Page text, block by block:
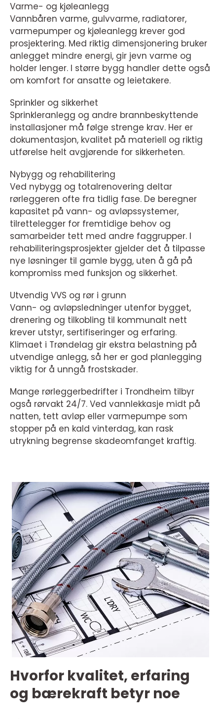
Varme- og kjøleanlegg
Vannbåren varme, gulvvarme, radiatorer,
varmepumper og kjøleanlegg krever god
prosjektering. Med riktig dimensjonering bruker
anlegget mindre energi, gir jevn varme og
holder lenger. I større bygg handler dette også
om komfort for ansatte og leietakere.
Sprinkler og sikkerhet
Sprinkleranlegg og andre brannbeskyttende
installasjoner må følge strenge krav. Her er
dokumentasjon, kvalitet på materiell og riktig
utførelse helt avgjørende for sikkerheten.
Nybygg og rehabilitering
Ved nybygg og totalrenovering deltar
rørleggeren ofte fra tidlig fase. De beregner
kapasitet på vann- og avløpssystemer,
tilrettelegger for fremtidige behov og
samarbeider tett med andre faggrupper. I
rehabiliteringsprosjekter gjelder det å tilpasse
nye løsninger til gamle bygg, uten å gå på
kompromiss med funksjon og sikkerhet.
Utvendig VVS og rør i grunn
Vann- og avløpsledninger utenfor bygget,
drenering og tilkobling til kommunalt nett
krever utstyr, sertifiseringer og erfaring.
Klimaet i Trøndelag gir ekstra belastning på
utvendige anlegg, så her er god planlegging
viktig for å unngå frostskader.
Mange rørleggerbedrifter i Trondheim tilbyr
også rørvakt 24/7. Ved vannlekkasje midt på
natten, tett avløp eller varmepumpe som
stopper på en kald vinterdag, kan rask
utrykning begrense skadeomfanget kraftig.
Hvorfor kvalitet, erfaring
og bærekraft betyr noe